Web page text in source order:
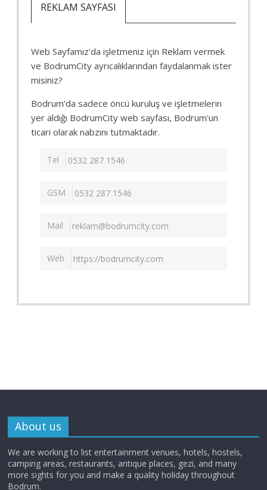
REKLAM SAYFASI
Web Sayfamız'da işletmeniz için Reklam vermek
ve BodrumCity ayrıcalıklarından faydalanmak ister
misiniz?
Bodrum'da sadece öncü kuruluş ve işletmelerin
yer aldığı BodrumCity web sayfası, Bodrum'un
ticari olarak nabzını tutmaktadır.
Tel
GSM
Mail
Web
About us
We are working to list entertainment venues, hotels, hostels,
camping areas, restaurants, antique places, gezi, and many
more sights for you and make a quality holiday throughout
Bodrum.